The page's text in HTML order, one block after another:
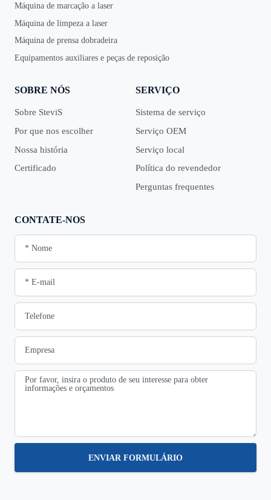
Máquina de marcação a laser
Máquina de limpeza a laser
Máquina de prensa dobradeira
Equipamentos auxiliares e peças de reposição
SOBRE NÓS
Sobre SteviS
Por que nos escolher
Nossa história
Certificado
SERVIÇO
Sistema de serviço
Serviço OEM
Serviço local
Política do revendedor
Perguntas frequentes
CONTATE-NOS
ENVIAR FORMULÁRIO